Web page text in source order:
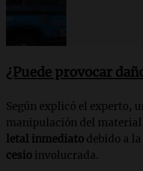
¿Puede provocar
Según explicó el experto,
manipulación del
letal inmediato debido a
cesio involucrada.